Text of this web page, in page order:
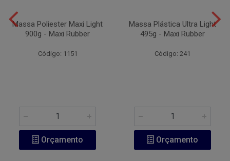
Massa Poliester Maxi Light
900g - Maxi Rubber
Código: 1151
Orçamento
Massa Plástica Ultra Light
495g - Maxi Rubber
Código: 241
Orçamento